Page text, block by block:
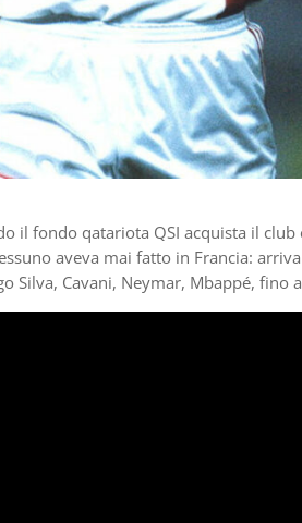
il fondo qatariota QSI acquista il
aveva mai fatto in Francia:
Silva, Cavani, Neymar, Mbappé, fino